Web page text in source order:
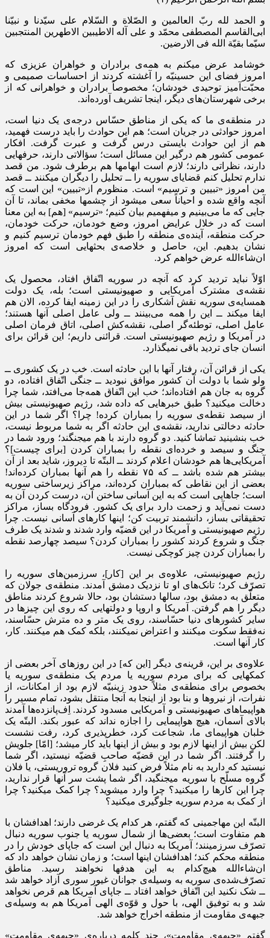
و الحمد لله ربّ العالمین و الصّلاة و السّلام علی سیّدنا و نبیّنا
ابی‌القاسم المصطفی محمّد و علی آله الاطیبین الاطهرین المنتجبین
سیّما بقیّة الله فی الارضین.
خوشامد عرض میکنم به همه‌ی برادران و خواهران عزیزی که
امروز فضای این حسینیّه را آغشته کردند از احساسات صمیمی و
محبّت‌آمیز توحیدی خودشان؛ مخصوصاً برادران و خواهرانی که از
برخی شهرستان‌های دیگر، اینجا تشریف آورده‌اند.
در منطقه‌ی ما که یکی از مناطق حسّاس درجه‌ی یک دنیا است،
امروز حوادثی در جریان است؛ هم این حوادث را باید درست فهمید،
هم از این حوادث بایستی درس گرفت و عبرت گرفت. افکار
عمومی کشور هم درگیر این مسائل است؛ سؤالاتی دارند، حرفهایی
دارند، نظراتی دارند؛ لازم است ابهامها هم برطرف شود. من قصد
ندارم تحلیل کنم قضایای سوریه را ــ تحلیل را دیگران میکنند ــ قصد
من امروز «تبیین و ترسیم» است. منظورم از«تبیین» این است که
آنچه واقع شده و احیاناً سعی میشود از چشمها مخفی بماند، تا آن
جایی که ما می‌بینیم و میفهمیم بیان کنیم؛ «ترسیم» [هم] به این معنا
است که در خلال عرایض امروز، وضع خودمان، حرکت خودمان،
حرکت منطقه، آینده‌ی منطقه را طبق فهم خودمان ترسیم کنیم و
نشان بدهیم. این، حاصل و خلاصه‌ی بحثهایی است که امروز
ان‌شاءالله عرض خواهم کرد.
اوّلاً نباید تردید کرد که آنچه در سوریه اتّفاق افتاد، محصول یک
نقشه‌ی مشترک آمریکایی و صهیونیستی است؛ بله، یک دولت
همسایه‌ی سوریه نقش آشکاری را در این زمینه ایفا کرده، الان هم
ایفا میکند ــ این را همه می‌بینند ــ ولی عامل اصلی آنها هستند؛
عامل اصلی، توطئه‌گر اصلی، نقشه‌کش اصلی، اتاق فرمان اصلی
در آمریکا و رژیم صهیونیستی است. قرائنی داریم؛ این قرائن برای
انسان جای تردید باقی نمیگذارد.
یکی از قرائن آن، رفتار آنها با این حادثه است. خب در یک کشوری ــ
ولو شما با دولت آن کشور موافق نبودید ــ جنگی اتّفاق افتاده، دو
گروه به جان هم افتاده‌اند؛ خب این اتّفاق همه‌جا می‌افتد، شما چرا
دخالت میکنید؟ طبق خبرهایی که داده شد، رژیم صهیونیستی بیش
از سیصد نقطه‌ی سوریه را بمباران کرده! چرا؟ اگر شما در این
حادثه دخالتی ندارید، نقشه‌ی این حادثه اگر به شما مربوط نیست،
خب بنشینید تماشا کنید. دو گروه دارند با هم میجنگند؛ ورود شما در
جنگ و سیصد و خرده‌ای نقطه را بمباران کردن [برای چیست]؟
آمریکایی‌ها هم خودشان اعلام کردند ــ البتّه تا دیروز، شاید بعد از آن
بیشتر هم شده باشد ــ که ۷۵ نقطه را هم آنها بمباران کرده‌اند!
بعضی از این نقاطی که بمباران کرده‌اند، مراکز زیرساختی سوریه
است؛ جاهایی است که به این آسانی ساختن آن، درست کردن آن به
دست نمی‌آید و زحمت دارد برای یک کشور. فرودگاه بساز، مراکز
تحقیقاتی بساز، دانشمند تربیت کن؛ اینها کارهای آسانی نیست. چرا
رژیم صهیونیستی و آمریکا در این قضیّه وارد شدند و شدند یک طرف
جنگ و شروع کردند کشور را بمباران کردن؟ سیصد چهارصد نقطه
را بمباران کردن چیز کوچکی نیست.
رژیم صهیونیستی، علاوه‌ی بر این [کار]، سرزمین‌های سوریه را
تصرّف کرد؛ تانک‌های او تا نزدیک دمشق آمدند. منطقه‌ی جولان که
متعلّق به دمشق بود، سالها دستشان بود، حالا شروع کردند مناطق
دیگر را هم گرفتن. آمریکا و اروپا و دولتهایی که روی این چیزها در
سایر کشورهای دنیا حسّاسند، روی یک متر و ده مترش حسّاسند،
نه‌فقط سکوت میکنند و اعتراض نمیکنند، بلکه کمک هم میکنند. کار،
کار آنها است.
علاوه‌ی بر این، قرینه‌ی دیگر [این که] در این روزهای آخر بعضی از
کمکهایی که برای مردم سوریه یا مردم یک منطقه‌ی سوریه یا
بخصوص برای منطقه‌ی مثلاً حدود زینبیّه لازم بود از امکانات، از
نفرات، از نیروها و بنا بود از اینجا به آنجا منتقل بشود، تمام مسیر را
هواپیماهای صهیونیستی و آمریکایی مسدود کردند. اِف‌پانزده‌ها آمدند
بالای آسمان، هیچ هواپیمایی را اجازه نداند که عبور بکند. البتّه یک
خلبان هواپیمای ما، شجاعت کرد، خطرپذیری کرد، رفت نشست
لکن بیش از اینها لازم بود و بیش از اینها باید کار میشد؛ [امّا] جلویش
را گرفتند. اگر شما در این قضیّه صاحبِ قضیّه نیستید، اگر شما
نیستید که دارید به نام مثلاً فرض کنید فلان گروه تروریستی، یا فلان
گروه مسلّح با سوریه میجنگید، اگر شما پشت سر آنها قرار ندارید،
چرا این کارها را میکنید؟ چرا وارد میشوید؟ چرا کمک میکنید؟ چرا
از کمک به مردم سوریه جلوگیری میکنید؟
البتّه این مهاجمینی که گفتم، هر کدام یک غرضی دارند؛ اهدافشان با
هم متفاوت است؛ بعضی‌ها از شمال سوریه یا جنوب سوریه دنبال
تصرّف سرزمینند؛ آمریکا به دنبال این است که جاپای خودش را در
منطقه محکم کند؛ اهدافشان اینها است؛ و زمان نشان خواهد داد که
ان‌شاءالله هیچ‌کدام به این هدفها نخواهند رسید. مناطق
تصرّف‌شده‌ی سوریه به وسیله‌ی جوانان غیور سوری آزاد خواهد شد
ــ شک نکنید این اتّفاق خواهد افتاد ــ جاپای آمریکا هم قرص نخواهد
شد و به توفیق الهی، با حول و قوّه‌ی الهی آمریکا هم به وسیله‌ی
جبهه‌ی مقاومت از منطقه اخراج خواهد شد.
گفتم «جبهه‌ی مقاومت»، چند کلمه درباره‌ی «جبهه‌ی مقاومت»